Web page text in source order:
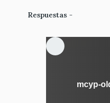
Respuestas
mcyp-